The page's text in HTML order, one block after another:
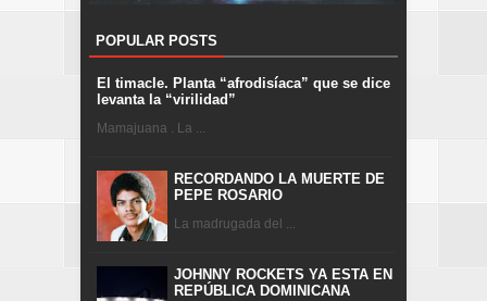
POPULAR POSTS
El timacle. Planta “afrodisíaca” que se dice
levanta la “virilidad”
Mamajuana . La ...
RECORDANDO LA MUERTE DE
PEPE ROSARIO
La madrugada del ...
JOHNNY ROCKETS YA ESTA EN
REPÚBLICA DOMINICANA